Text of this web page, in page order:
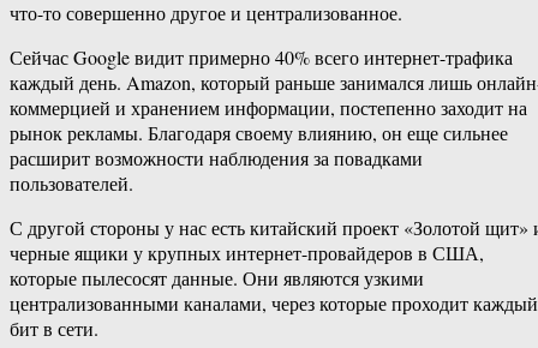
что-то совершенно другое и централизованное.
Сейчас Google видит примерно 40% всего интернет-трафика
каждый день. Amazon, который раньше занимался лишь
коммерцией и хранением информации, постепенно заходит на
рынок рекламы. Благодаря своему влиянию, он еще сильнее
расширит возможности наблюдения за повадками
пользователей.
С другой стороны у нас есть китайский проект «Золотой щит»
черные ящики у крупных интернет-провайдеров в США,
которые пылесосят данные. Они являются узкими
централизованными каналами, через которые проходит каждый
бит в сети.